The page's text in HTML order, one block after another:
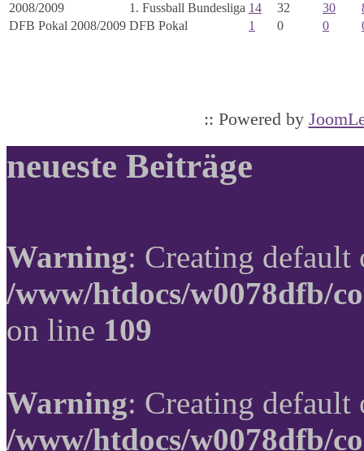
2008/2009
1. Fussball Bundesliga 14 32 30
DFB Pokal 2008/2009 DFB Pokal 1 0 0
:: Powered by
neueste Beiträge
Warning: Creating
/www/htdocs/w0078dfb/
on line 109
Warning: Creating
/www/htdocs/w0078dfb/